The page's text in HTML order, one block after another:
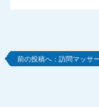
訪問マッサ